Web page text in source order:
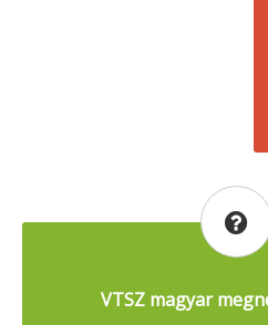
VTSZ magyar